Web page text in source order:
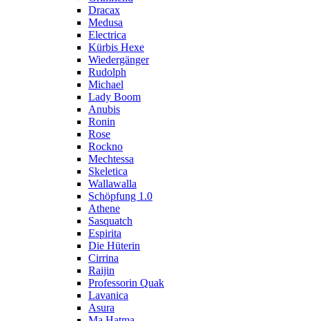
Dracax
Medusa
Electrica
Kürbis Hexe
Wiedergänger
Rudolph
Michael
Lady Boom
Anubis
Ronin
Rose
Rockno
Mechtessa
Skeletica
Wallawalla
Schöpfung 1.0
Athene
Sasquatch
Espirita
Die Hüterin
Cirrina
Raijin
Professorin Quak
Lavanica
Asura